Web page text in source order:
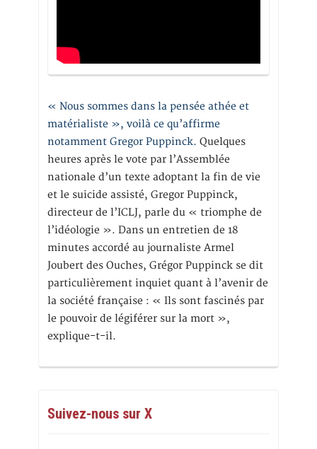
« Nous sommes dans la pensée athée et
matérialiste », voilà ce qu’affirme
notamment Gregor Puppinck. Quelques
heures après le vote par l’Assemblée
nationale d’un texte adoptant la fin de vie
et le suicide assisté, Gregor Puppinck,
directeur de l’ICLJ, parle du « triomphe de
l’idéologie ». Dans un entretien de 18
minutes accordé au journaliste Armel
Joubert des Ouches, Grégor Puppinck se dit
particulièrement inquiet quant à l’avenir de
la société française : « Ils sont fascinés par
le pouvoir de légiférer sur la mort »,
explique-t-il.
Suivez-nous sur X